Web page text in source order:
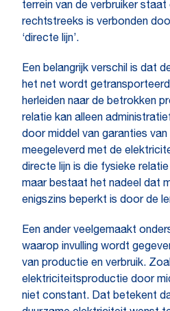
terrein van de verbruiker
rechtstreeks is verbonden
‘directe lijn’.
Een belangrijk verschil is dat
het net wordt
herleiden naar de betrokken
relatie kan alleen
door middel van garanties
meegeleverd met de
directe lijn is die fysieke
maar bestaat het nadeel dat
enigszins beperkt is door de
Een ander veelgemaakt
waarop invulling wordt
van productie en verbruik.
elektriciteitsproductie door
niet constant. Dat betekent